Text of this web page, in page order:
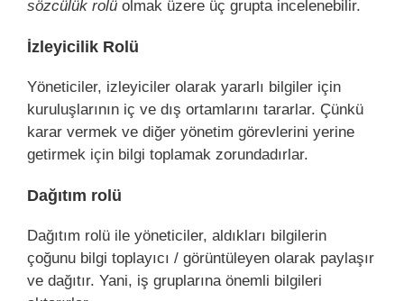
sözcülük rolü olmak üzere üç grupta incelenebilir.
İzleyicilik Rolü
Yöneticiler, izleyiciler olarak yararlı bilgiler için
kuruluşlarının iç ve dış ortamlarını tararlar. Çünkü
karar vermek ve diğer yönetim görevlerini yerine
getirmek için bilgi toplamak zorundadırlar.
Dağıtım rolü
Dağıtım rolü ile yöneticiler, aldıkları bilgilerin
çoğunu bilgi toplayıcı / görüntüleyen olarak paylaşır
ve dağıtır. Yani, iş gruplarına önemli bilgileri